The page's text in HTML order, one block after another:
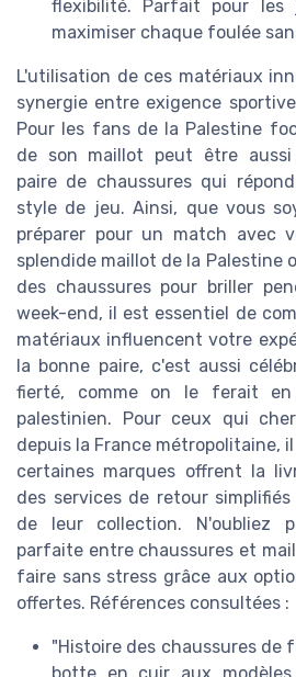
flexibilité. Parfait pour les
maximiser chaque foulée
L'utilisation de ces matériaux
synergie entre exigence
Pour les fans de la Palestine
de son maillot peut être aussi
paire de chaussures qui
style de jeu. Ainsi, que vous
préparer pour un match avec
splendide maillot de la Palestine
des chaussures pour briller
week-end, il est essentiel de
matériaux influencent votre
la bonne paire, c'est aussi
fierté, comme on le ferait
palestinien. Pour ceux qui
depuis la France métropolitaine,
certaines marques offrent la
des services de retour
de leur collection. N'oubliez
parfaite entre chaussures et
faire sans stress grâce aux
offertes. Références consultées :
"Histoire des chaussures de
botte en cuir aux modèles